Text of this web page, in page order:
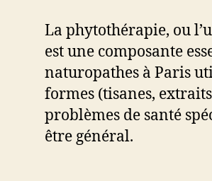
La phytothérapie, ou
est une composante
naturopathes à Paris
formes (tisanes,
problèmes de santé
être général.